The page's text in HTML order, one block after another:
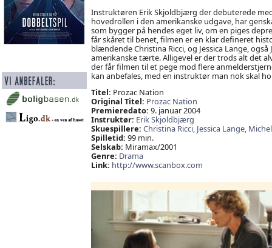
Instruktøren Erik Skjoldbjærg der debuterede
hovedrollen i den amerikanske udgave, har
som bygger på hendes eget liv, om en piges
får skåret til benet, filmen er en klar defineret
blændende Christina Ricci, og Jessica Lange,
amerikanske tærte. Alligevel er der trods alt det
der får filmen til et pege mod flere
kan anbefales, med en instruktør man nok skal
Titel: Prozac Nation
Original Titel: Prozac Nation
Premieredato: 9. januar 2004
Instruktør: Erik Skjoldbjærg
Skuespillere: Christina Ricci, Jessica Lange,
Spilletid: 99 min.
Selskab: Miramax/2001
Genre: Drama
Link: http://www.scanbox.com